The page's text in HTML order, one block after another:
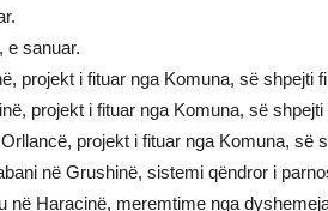
e sanuar.
projekt i fituar nga Komuna, së shpejti
projekt i fituar nga Komuna, së
projekt i fituar nga Komuna, së
në Grushinë, sistemi qëndror i
në Haracinë, meremtime nga